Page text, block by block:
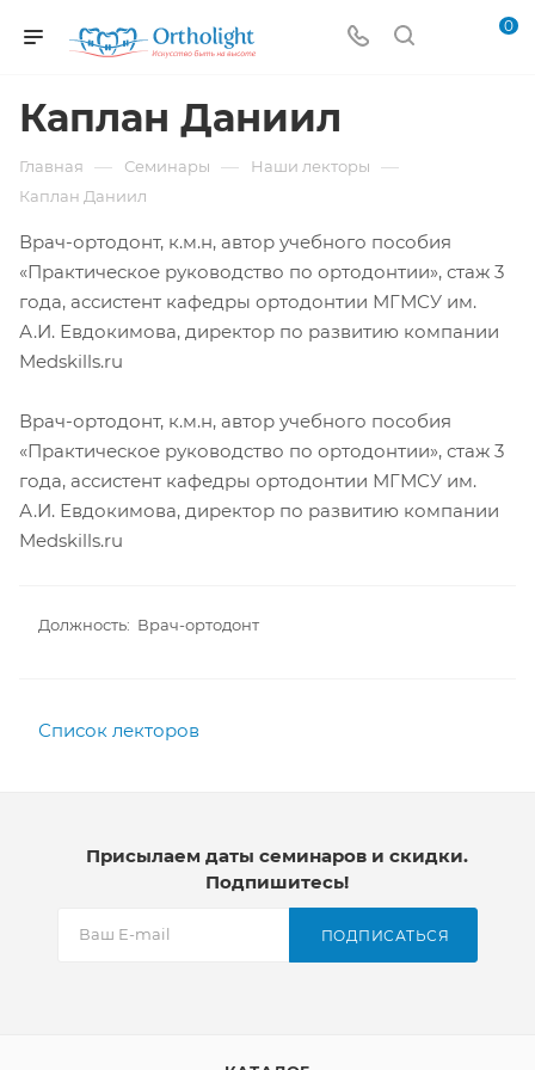
0
Каплан Даниил
Главная — Семинары — Наши лекторы —
Каплан Даниил
Врач-ортодонт, к.м.н, автор учебного пособия
«Практическое руководство по ортодонтии», стаж 3
года, ассистент кафедры ортодонтии МГМСУ им.
А.И. Евдокимова, директор по развитию компании
Medskills.ru
Врач-ортодонт, к.м.н, автор учебного пособия
«Практическое руководство по ортодонтии», стаж 3
года, ассистент кафедры ортодонтии МГМСУ им.
А.И. Евдокимова, директор по развитию компании
Medskills.ru
Должность: Врач-ортодонт
Список лекторов
Присылаем даты семинаров и скидки.
Подпишитесь!
ПОДПИСАТЬСЯ